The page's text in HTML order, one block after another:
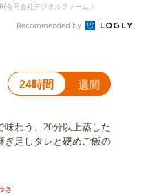
合同会社デジタルファーム )
Recommended by
24時間 週間
味わう、20分以上蒸した
ぎ足しタレと硬めご飯の
き